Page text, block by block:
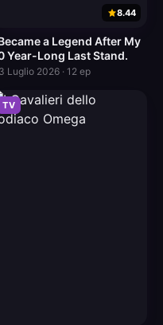
8.44
a Legend After My
Year-Long Last Stand.
Luglio 2026 · 12 ep
TV